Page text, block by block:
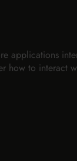
applications
how to interact